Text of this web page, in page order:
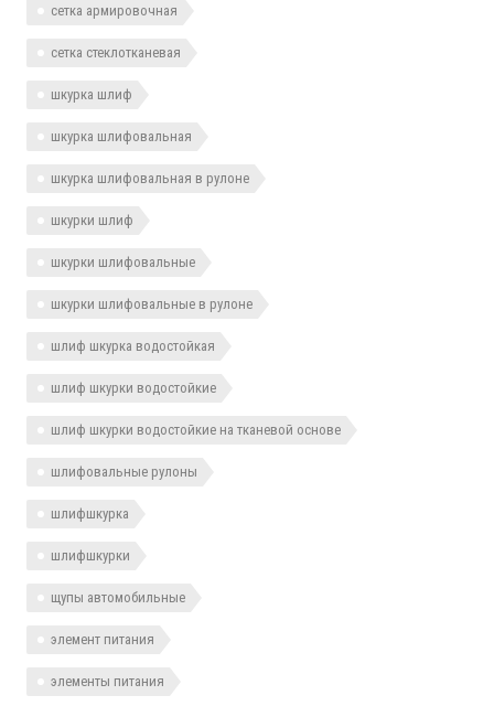
сетка армировочная
сетка стеклотканевая
шкурка шлиф
шкурка шлифовальная
шкурка шлифовальная в рулоне
шкурки шлиф
шкурки шлифовальные
шкурки шлифовальные в рулоне
шлиф шкурка водостойкая
шлиф шкурки водостойкие
шлиф шкурки водостойкие на тканевой основе
шлифовальные рулоны
шлифшкурка
шлифшкурки
щупы автомобильные
элемент питания
элементы питания